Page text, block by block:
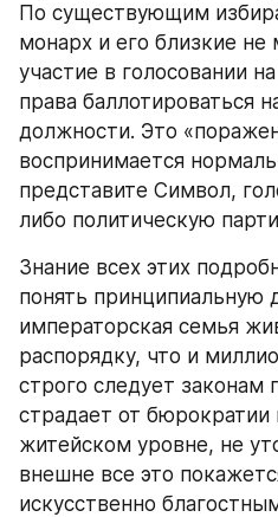
По существующим
монарх и его близкие не
участие в голосовании
права баллотироваться
должности. Это
воспринимается
представите Символ,
либо политическую
Знание всех этих
понять принципиальную
императорская семья
распорядку, что и
строго следует законам
страдает от бюрократии
житейском уровне, не
внешне все это
искусственно